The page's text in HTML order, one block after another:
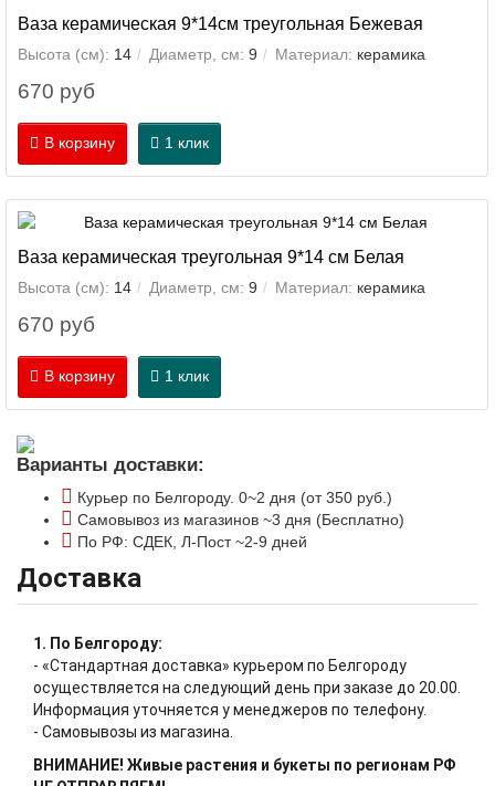
Ваза керамическая 9*14см треугольная Бежевая
Высота (см): 14 Диаметр, см: 9 Материал: керамика
670 руб
В корзину 1 клик
Ваза керамическая треугольная 9*14 см Белая
Высота (см): 14 Диаметр, см: 9 Материал: керамика
670 руб
В корзину 1 клик
Варианты доставки:
Курьер по Белгороду. 0~2 дня (от 350 руб.)
Самовывоз из магазинов ~3 дня (Бесплатно)
По РФ: СДЕК, Л-Пост ~2-9 дней
Доставка
1. По Белгороду:
- «Стандартная доставка» курьером по Белгороду
осуществляется на следующий день при заказе до 20.00.
Информация уточняется у менеджеров по телефону.
- Самовывозы из магазина.
ВНИМАНИЕ! Живые растения и букеты по регионам РФ